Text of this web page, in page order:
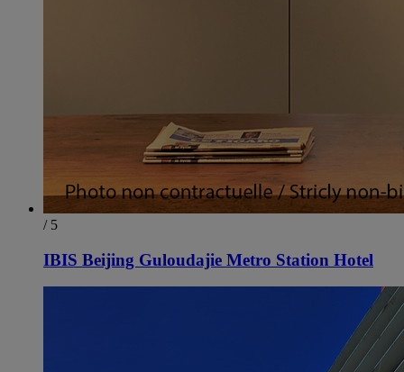
/ 5
IBIS Beijing Guloudajie Metro Station Hotel